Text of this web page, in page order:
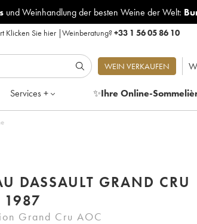
und Weinhandlung der besten Weine der Welt:
Klicken Sie hier|Weinberatung?+33 1 56 05 86 10
WEIN VERKAUFEN
Services + ✨Ihre Online-
DASSAULT GRAND CRU
1987
Grand Cru AOC